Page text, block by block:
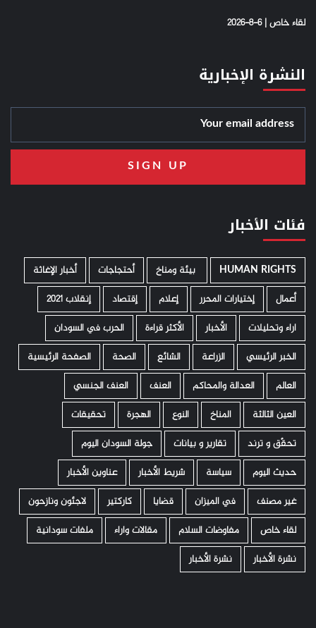
لقاء خاص | 6-8-2026
النشرة الإخبارية
فئات الأخبار
HUMAN RIGHTS ­ بيئة ومناخ أحتجاجات
أخبار الإغاثة
أعمال
إختيارات المحرر إعلام إقتصاد
إنقلاب 2021
اراء وتحليلات
الأخبار الأكثر قراءة
الحرب في السودان
الخبر الرئيسي
الزراعة الشائع الصحة
الصفحة الرئيسية
العالم
العدالة والمحاكم العنف
العنف الجنسي
العين الثالثة
المناخ النوع الهجرة
تحقيقات
تحقّق و ترند
تقارير و بيانات
جولة السودان اليوم
حديث اليوم
سياسة شريط الأخبار
عناوين الأخبار
غير مصنف
في الميزان قضايا كاركتير
لاجئون ونازحون
لقاء خاص
مفاوضات السلام مقالات واراء
ملفات سودانية
نشرة الأخبار
نشرة الأخبار